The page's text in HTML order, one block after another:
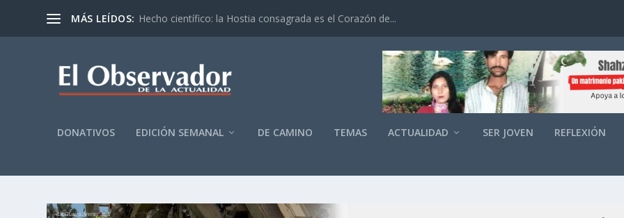
MÁS LEÍDOS: Hecho científico: la Hostia consagrada es el Corazón de...
DONATIVOS EDICIÓN SEMANAL DE CAMINO TEMAS ACTUALIDAD SER JOVEN REFLEXIÓN